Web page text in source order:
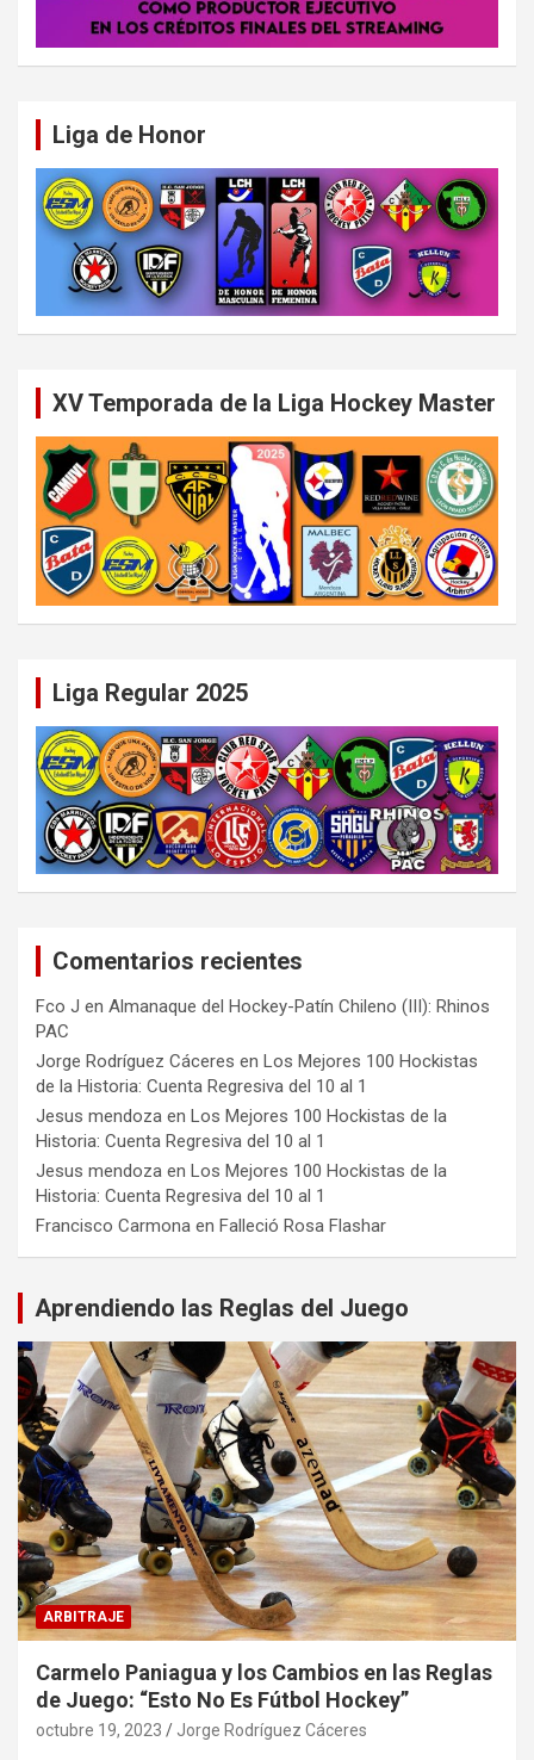
Liga de Honor
XV Temporada de la Liga Hockey Master
Liga Regular 2025
Comentarios recientes
Fco J en Almanaque del Hockey-Patín Chileno (III): Rhinos
PAC
Jorge Rodríguez Cáceres en Los Mejores 100 Hockistas
de la Historia: Cuenta Regresiva del 10 al 1
Jesus mendoza en Los Mejores 100 Hockistas de la
Historia: Cuenta Regresiva del 10 al 1
Jesus mendoza en Los Mejores 100 Hockistas de la
Historia: Cuenta Regresiva del 10 al 1
Francisco Carmona en Falleció Rosa Flashar
Aprendiendo las Reglas del Juego
ARBITRAJE
Carmelo Paniagua y los Cambios en las Reglas
de Juego: “Esto No Es Fútbol Hockey”
octubre 19, 2023 Jorge Rodríguez Cáceres